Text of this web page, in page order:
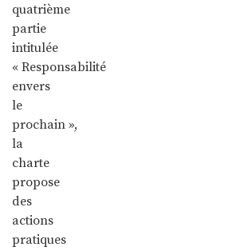
quatrième
partie
intitulée
« Responsabilité
envers
le
prochain »,
la
charte
propose
des
actions
pratiques